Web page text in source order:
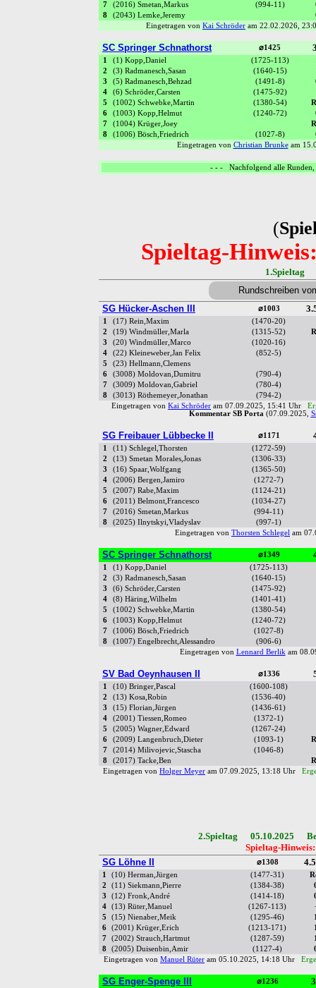
7
(2016) Smetan,Markus (994-11)
8
(2043) Lemke,Jeremy
Eingetragen von Kai Schröder am 22.02.2026,
SC Springer Schnathorst ⌀1425
1 (1) Kopp,Daniel (1725-113)
2
(3) Radmanesch,Sasan (1640-15)
3
(5) Radmanesch,Behzad (1491-8)
4
(6) Schröder,Carsten
(1475-92)
5
(1002) Schwebke,Martin (1380-54)
6
(1003) Kopp,Helmut (1240-72)
7
(1004) Krüger,Joey
8
(1006) Bösch,Friedrich (1027-8)
Eingetragen von Christian Brunkeam
- - - Nachfolgend alle
(
Spieltag-
1.Spieltag
Rundschreiben
SG Hücker-Aschen III
⌀1003
1 (17) Rein,Maxim
(1470-20)
2
(19) Windmüller,Marla (1315-52)
3
(20) Windmüller,Marco (1020-16)
4
(22) Kleineweber,Jan Felix (852-5)
5
(23) Hellmann,Clemens
6
(3008) Moldovan,Dumitru (790-4)
7
(3009) Moldovan,Gabriel (780-4)
8
(3013) Röthemeyer,Jonathan (794-2)
Eingetragen von Kai Schröder am 07.09.2025, 15:41 Uhr
Kommentar SB Porta(07.09.2025,
SG Freibauer Lübbecke II ⌀1171
1 (11) Schlegel,Thorsten (1272-59)
2
(13) Smetan Morales,Jonas (1306-33)
3
(16) Spaar,Wolfgang (1365-50)
4
(2006) Bergen,Jamiro
(1272-7)
5
(2007) Rabe,Maxim (1124-21)
6
(2011) Belmont,Francesco
(1034-27)
7
(2016) Smetan,Markus (994-11)
8
(2025) Ilnytskyi,Vladyslav
(997-1)
Eingetragen von Thorsten Schlegel am
SC Springer Schnathorst ⌀1349
1 (1) Kopp,Daniel
(1725-113)
2
(3) Radmanesch,Sasan (1640-15)
3
(6) Schröder,Carsten (1475-92)
4
(8) Häring,Wilhelm (1401-41)
5
(1002) Schwebke,Martin
(1380-54)
6
(1003) Kopp,Helmut (1240-72)
7
(1006) Bösch,Friedrich (1027-8)
8
(1007) Engelbrecht,Alessandro (906-6)
Eingetragen von Lennard Berlikam
SV Bad Oeynhausen II ⌀1336
1 (10) Bringer,Pascal (1600-108)
2
(13) Kosa,Robin (1536-40)
3
(15) Florian,Jürgen (1436-61)
4
(2001) Tiessen,Romeo (1372-1)
5
(2005) Wagner,Edward (1267-24)
6
(2009) Langenbruch,Dieter (1093-1)
7
(2014) Milivojevic,Stascha (1046-8)
8
(2017) Tacke,Ben
Eingetragen von Holger Meyer am 07.09.2025, 13:18 Uhr
2.Spieltag 05.10.2025
Spieltag-Hinweis:
SG Löhne II
⌀1308
1 (10) Herman,Jürgen (1477-31)
2
(11) Siekmann,Pierre (1384-38)
3
(12) Fronk,André (1414-18)
4
(13) Rüter,Manuel (1267-113)
5
(15) Nienaber,Meik (1295-46)
6
(2001) Krüger,Erich (1213-171)
7
(2002) Strauch,Hartmut (1287-59)
8
(2005) Duisenbin,Amir (1127-4)
Eingetragen von Manuel Rüter am 05.10.2025, 14:18 Uhr
SG Enger-Spenge III ⌀1236